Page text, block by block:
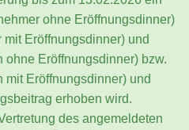
ohne Eröffnungsdinner)
mit Eröffnungsdinner) und
ohne Eröffnungsdinner) bzw.
mit Eröffnungsdinner) und
erhoben wird.
des angemeldeten